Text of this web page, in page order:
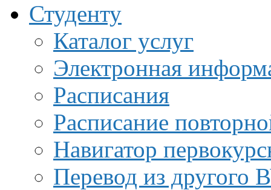
Студенту
Каталог услуг
Электронная
Расписания
Расписание
Навигатор
Перевод из другого